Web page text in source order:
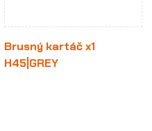
Brusný kartáč x1
H45|GREY